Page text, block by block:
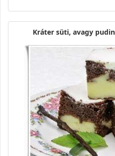
Kráter süti, avagy